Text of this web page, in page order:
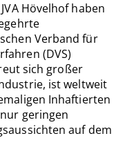
Hövelhof haben
Verband für
(DVS)
sich großer
ist weltweit
Inhaftierten
geringen
auf dem